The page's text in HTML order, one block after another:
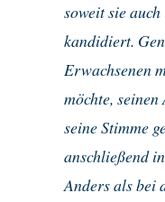
soweit sie
kandidiert.
Erwachsenen
möchte,
seine Stimme
anschließend
Anders als bei